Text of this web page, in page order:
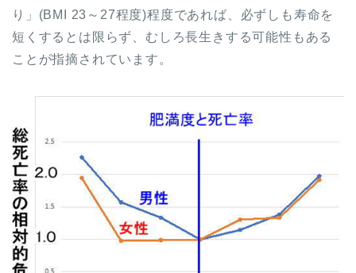
り」(BMI 23～27程度)程度であれば、必ずしも寿命を
短くするとは限らず、むしろ長生きする可能性もある
ことが指摘されています。